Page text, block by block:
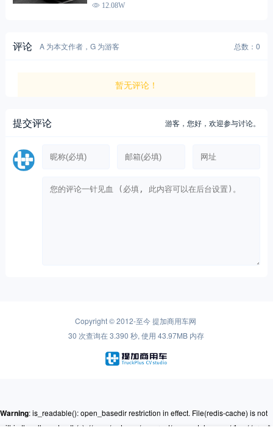
12.08W
评论 A 为本文作者，G 为游客 总数：0
暂无评论！
提交评论 游客，您好，欢迎参与讨论。
Copyright © 2012-至今提加商用车网
30 次查询在 3.390 秒, 使用 43.97MB 内存
Warning: is_readable(): open_basedir restriction in effect. File(redis-cache) is not
within the allowed path(s): (/www/ssdwww/wwwroot/www.cntplus.com/:/tmp/:/proc/)